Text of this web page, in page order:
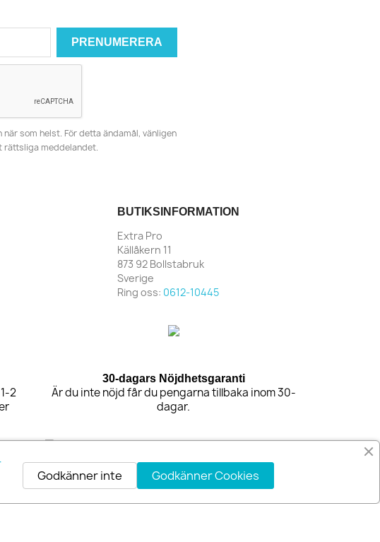
som helst. För detta ändamål, vänligen
rättsliga meddelandet.
BUTIKSINFORMATION
Extra Pro
Källåkern 11
873 92 Bollstabruk
Sverige
Ring oss: 0612-10445
2
30-dagars Nöjdhetsgaranti
Är du inte nöjd får du pengarna tillbaka inom 30-
dagar.
Godkänner Cookies
Godkänner inte